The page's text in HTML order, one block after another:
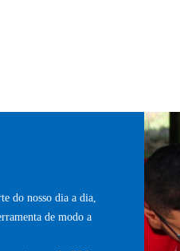
do nosso dia a dia,
de modo a